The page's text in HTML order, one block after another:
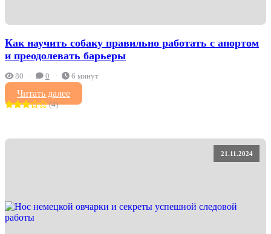
Как научить собаку правильно работать с апортом
и преодолевать барьеры
80 0 6 минут
Читать далее
(4)
21.11.2024